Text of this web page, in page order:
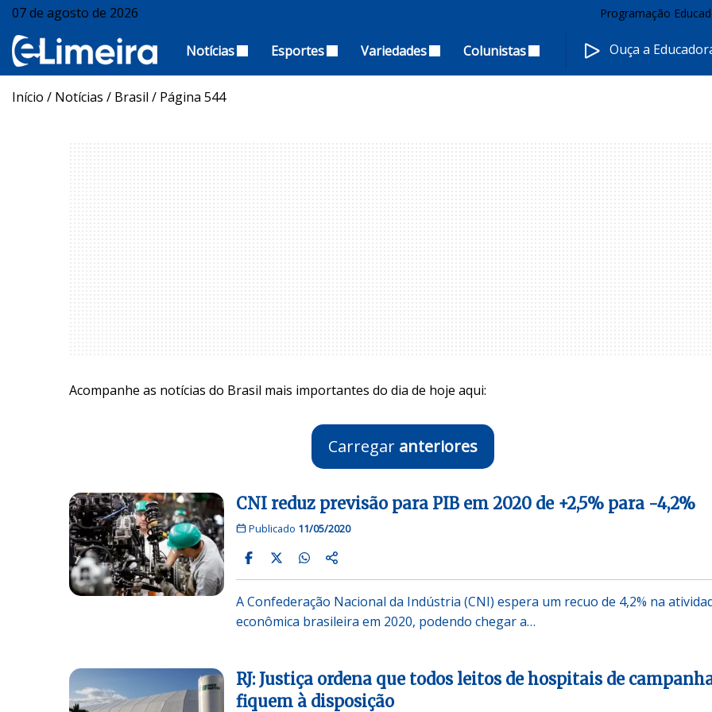
07 de agosto de 2026 Programação
Notícias Esportes Variedades Colunistas Ouça a
Início / Notícias / Brasil / Página 544
Acompanhe as notícias do Brasil mais importantes do dia de hoje aqui:
Carregar anteriores
CNI reduz previsão para PIB em 2020 de +2,5% para -4,2%
Publicado 11/05/2020
A Confederação Nacional da Indústria (CNI) espera um recuo de 4,2% na
econômica brasileira em 2020, podendo chegar a…
RJ: Justiça ordena que todos leitos de hospitais de
fiquem à disposição